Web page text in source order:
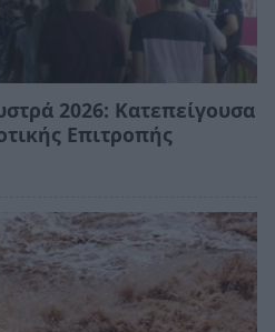
2026: Κατεπείγουσα
Επιτροπής